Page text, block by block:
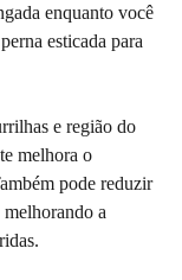
enquanto você
esticada para
e região do
melhora o
pode reduzir
melhorando a